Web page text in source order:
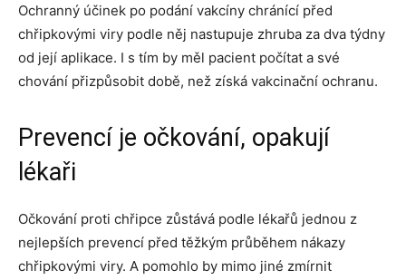
Ochranný účinek po podání vakcíny chránící před
chřipkovými viry podle něj nastupuje zhruba za dva týdny
od její aplikace. I s tím by měl pacient počítat a své
chování přizpůsobit době, než získá vakcinační ochranu.
Prevencí je očkování, opakují
lékaři
Očkování proti chřipce zůstává podle lékařů jednou z
nejlepších prevencí před těžkým průběhem nákazy
chřipkovými viry. A pomohlo by mimo jiné zmírnit